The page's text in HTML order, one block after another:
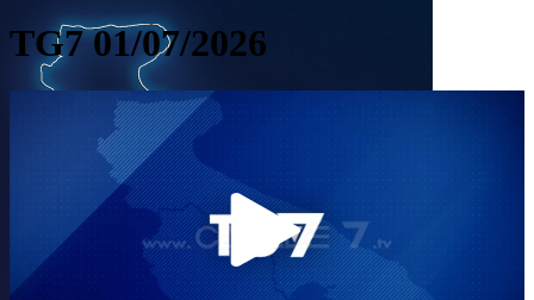
TG7 01/07/2026
Play